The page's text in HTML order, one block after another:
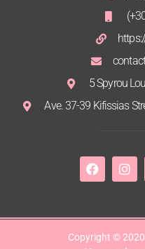
5 Spyrou
Ave. 37-39 Kifissias
Copyright ©